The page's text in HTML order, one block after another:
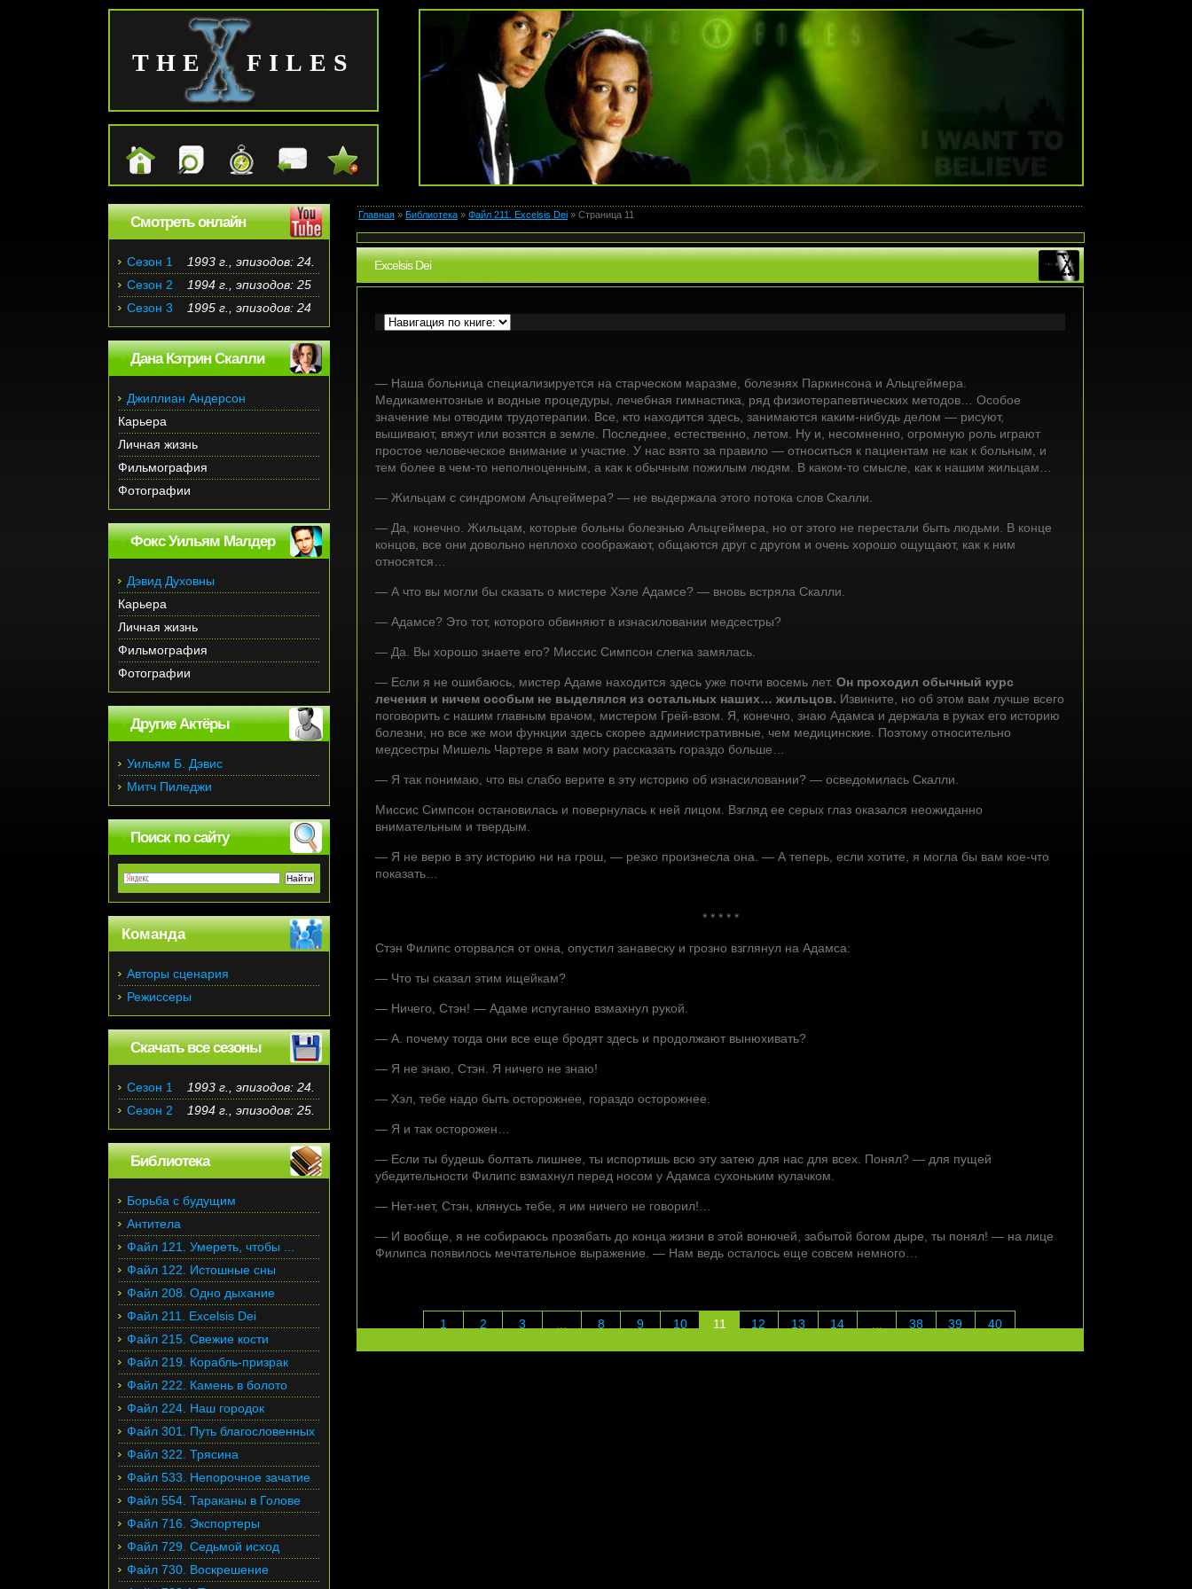
THE FILES
Главная » Библиотека » Файл 211. Excelsis Dei » Страница 11
Excelsis Dei
— Наша больница специализируется на старческом маразме, болезнях Паркинсона и Альцгеймера.
Медикаментозные и водные процедуры, лечебная гимнастика, ряд физиотерапевтических методов… Особое
значение мы отводим трудотерапии. Все, кто находится здесь, занимаются каким-нибудь делом — рисуют,
вышивают, вяжут или возятся в земле. Последнее, естественно, летом. Ну и, несомненно, огромную роль играют
простое человеческое внимание и участие. У нас взято за правило — относиться к пациентам не как к больным, и
тем более в чем-то неполноценным, а как к обычным пожилым людям. В каком-то смысле, как к нашим жильцам…
— Жильцам с синдромом Альцгеймера? — не выдержала этого потока слов Скалли.
— Да, конечно. Жильцам, которые больны болезнью Альцгеймера, но от этого не перестали быть людьми. В конце
концов, все они довольно неплохо соображают, общаются друг с другом и очень хорошо ощущают, как к ним
относятся…
— А что вы могли бы сказать о мистере Хэле Адамсе? — вновь встряла Скалли.
— Адамсе? Это тот, которого обвиняют в изнасиловании медсестры?
— Да. Вы хорошо знаете его? Миссис Симпсон слегка замялась.
— Если я не ошибаюсь, мистер Адаме находится здесь уже почти восемь лет. Он проходил обычный курс
лечения и ничем особым не выделялся из остальных наших… жильцов. Извините, но об этом вам лучше всего
поговорить с нашим главным врачом, мистером Грей-взом. Я, конечно, знаю Адамса и держала в руках его историю
болезни, но все же мои функции здесь скорее административные, чем медицинские. Поэтому относительно
медсестры Мишель Чартере я вам могу рассказать гораздо больше…
— Я так понимаю, что вы слабо верите в эту историю об изнасиловании? — осведомилась Скалли.
Миссис Симпсон остановилась и повернулась к ней лицом. Взгляд ее серых глаз оказался неожиданно
внимательным и твердым.
— Я не верю в эту историю ни на грош, — резко произнесла она. — А теперь, если хотите, я могла бы вам кое-что
показать…
* * * * *
Стэн Филипс оторвался от окна, опустил занавеску и грозно взглянул на Адамса:
— Что ты сказал этим ищейкам?
— Ничего, Стэн! — Адаме испуганно взмахнул рукой.
— А. почему тогда они все еще бродят здесь и продолжают вынюхивать?
— Я не знаю, Стэн. Я ничего не знаю!
— Хэл, тебе надо быть осторожнее, гораздо осторожнее.
— Я и так осторожен…
— Если ты будешь болтать лишнее, ты испортишь всю эту затею для нас для всех. Понял? — для пущей
убедительности Филипс взмахнул перед носом у Адамса сухоньким кулачком.
— Нет-нет, Стэн, клянусь тебе, я им ничего не говорил!…
— И вообще, я не собираюсь прозябать до конца жизни в этой вонючей, забытой богом дыре, ты понял! — на лице
Филипса появилось мечтательное выражение. — Нам ведь осталось еще совсем немного…
1 2 3 8 9 10 11 12 13 14 38 39 40
Смотреть онлайн
Сезон 1
1993 г., эпизодов: 24.
Сезон 2
1994 г., эпизодов: 25
Сезон 3
1995 г., эпизодов: 24
Дана Кэтрин Скалли
Джиллиан Андерсон
Карьера
Личная жизнь
Фильмография
Фотографии
Фокс Уильям Малдер
Дэвид Духовны
Карьера
Личная жизнь
Фильмография
Фотографии
Другие Актёры
Уильям Б. Дэвис
Митч Пиледжи
Поиск по сайту
Команда
Авторы сценария
Режиссеры
Скачать все сезоны
Сезон 1
1993 г., эпизодов: 24.
Сезон 2
1994 г., эпизодов: 25.
Библиотека
Борьба с будущим
Антитела
Файл 121. Умереть, чтобы ...
Файл 122. Истошные сны
Файл 208. Одно дыхание
Файл 211. Excelsis Dei
Файл 215. Свежие кости
Файл 219. Корабль-призрак
Файл 222. Камень в болото
Файл 224. Наш городок
Файл 301. Путь благословенных
Файл 322. Трясина
Файл 533. Непорочное зачатие
Файл 554. Тараканы в Голове
Файл 716. Экспортеры
Файл 729. Седьмой исход
Файл 730. Воскрешение